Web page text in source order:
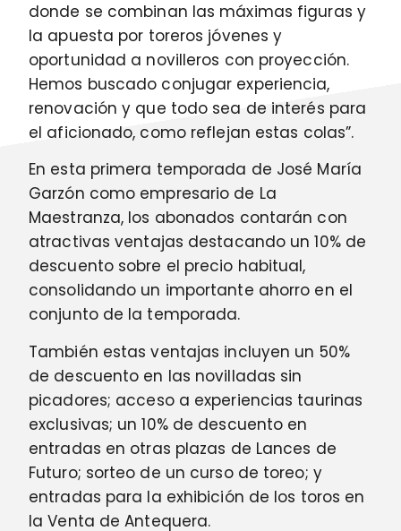
donde se combinan las máximas figuras y
la apuesta por toreros jóvenes y
oportunidad a novilleros con proyección.
Hemos buscado conjugar experiencia,
renovación y que todo sea de interés para
el aficionado, como reflejan estas colas”.
En esta primera temporada de José María
Garzón como empresario de La
Maestranza, los abonados contarán con
atractivas ventajas destacando un 10% de
descuento sobre el precio habitual,
consolidando un importante ahorro en el
conjunto de la temporada.
También estas ventajas incluyen un 50%
de descuento en las novilladas sin
picadores; acceso a experiencias taurinas
exclusivas; un 10% de descuento en
entradas en otras plazas de Lances de
Futuro; sorteo de un curso de toreo; y
entradas para la exhibición de los toros en
la Venta de Antequera.